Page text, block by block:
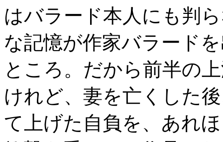
はバラード本人にも判
な記憶が作家バラード
ところ。だから前半の
けれど、妻を亡くした
て上げた自負を、あれ